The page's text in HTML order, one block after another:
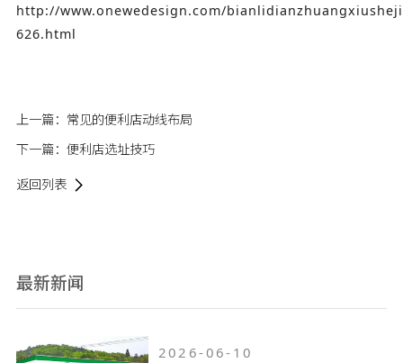
http://www.onewedesign.com/
626.html
上一篇： 常见的便利店动线布局
下一篇： 便利店选址技巧
返回列表
最新新闻
2026-06-10